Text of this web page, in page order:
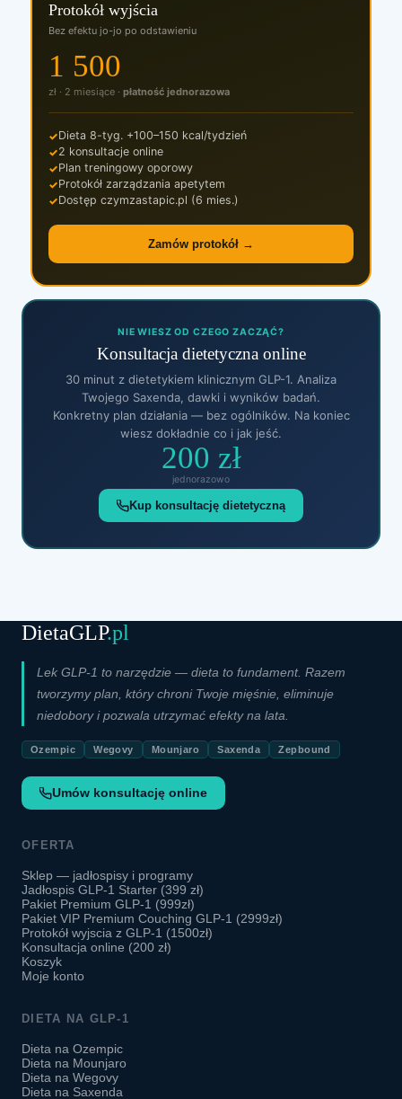
Protokół wyjścia
Bez efektu jo-jo po odstawieniu
1 500
zł · 2 miesiące · płatność jednorazowa
Dieta 8-tyg. +100–150 kcal/tydzień
2 konsultacje online
Plan treningowy oporowy
Protokół zarządzania apetytem
Dostęp czymzastapic.pl (6 mies.)
Zamów protokół →
NIE WIESZ OD CZEGO ZACZĄĆ?
Konsultacja dietetyczna online
30 minut z dietetykiem klinicznym GLP-1. Analiza
Twojego Saxenda, dawki i wyników badań.
Konkretny plan działania — bez ogólników. Na koniec
wiesz dokładnie co i jak jeść.
200 zł
jednorazowo
Kup konsultację dietetyczną
DietaGLP.pl
Lek GLP-1 to narzędzie — dieta to fundament. Razem
tworzymy plan, który chroni Twoje mięśnie, eliminuje
niedobory i pozwala utrzymać efekty na lata.
Ozempic Wegovy Mounjaro Saxenda Zepbound
Umów konsultację online
OFERTA
Sklep — jadłospisy i programy
Jadłospis GLP-1 Starter (399 zł)
Pakiet Premium GLP-1 (999zł)
Pakiet VIP Premium Couching GLP-1 (2999zł)
Protokół wyjscia z GLP-1 (1500zł)
Konsultacja online (200 zł)
Koszyk
Moje konto
DIETA NA GLP-1
Dieta na Ozempic
Dieta na Mounjaro
Dieta na Wegovy
Dieta na Saxenda